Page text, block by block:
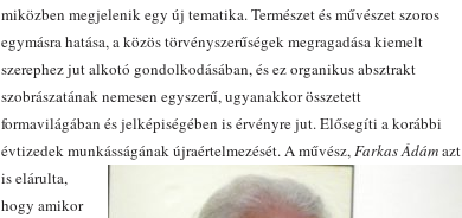
miközben megjelenik egy új tematika. Természet és művészet szoros
egymásra hatása, a közös törvényszerűségek megragadása kiemelt
szerephez jut alkotó gondolkodásában, és ez organikus absztrakt
szobrászatának nemesen egyszerű, ugyanakkor összetett
formavilágában és jelképiségében is érvényre jut. Elősegíti a korábbi
évtizedek munkásságának újraértelmezését.A művész,Farkas Ádámazt
is elárulta,
hogy amikor